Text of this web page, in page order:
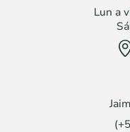
Lun a